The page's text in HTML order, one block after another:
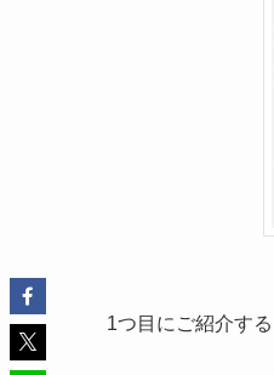
1つ目にご紹介す